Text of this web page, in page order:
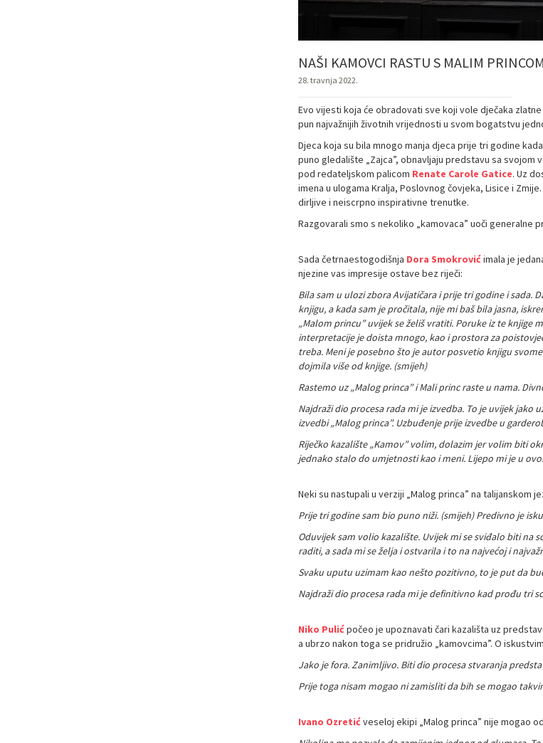
NAŠI KAMOVCI RASTU S MALIM PRINCOM
28. travnja 2022.
Evo vijesti koja će obradovati sve koji vole dječaka
pun najvažnijih životnih vrijednosti u svom bogatstvu
Djeca koja su bila mnogo manja djeca prije tri godine
puno gledalište „Zajca”, obnavljaju predstavu sa svojom
pod redateljskom palicom Renate Carole Gatice. Uz
imena u ulogama Kralja, Poslovnog čovjeka, Lisice i
dirljive i neiscrpno inspirativne trenutke.
Razgovarali smo s nekoliko „kamovaca” uoči generalne
Sada četrnaestogodišnja Dora Smokrovićimala je
njezine vas impresije ostave bez riječi:
Bila sam u ulozi zbora Avijatičara i prije tri godine i sada.
knjigu, a kada sam je pročitala, nije mi baš bila jasna,
„Malom princu” uvijek se želiš vratiti. Poruke iz te knjige
interpretacije je doista mnogo, kao i prostora za
treba. Meni je posebno što je autor posvetio knjigu
dojmila više od knjige. (smijeh)
Rastemo uz „Malog princa” i Mali princ raste u nama.
Najdraži dio procesa rada mi je izvedba. To je uvijek
izvedbi „Malog princa”. Uzbuđenje prije izvedbe u
Riječko kazalište „Kamov” volim, dolazim jer volim biti
jednako stalo do umjetnosti kao i meni. Lijepo mi je u
Neki su nastupali u verziji „Malog princa” na talijanskom
Prije tri godine sam bio puno niži. (smijeh) Predivno je
Oduvijek sam volio kazalište. Uvijek mi se sviđalo biti na
raditi, a sada mi se želja i ostvarila i to na najvećoj i
Svaku uputu uzimam kao nešto pozitivno, to je put da
Najdraži dio procesa rada mi je definitivno kad prođu tri
Niko Pulićpočeo je upoznavati čari kazališta uz
a ubrzo nakon toga se pridružio „kamovcima”. O
Jako je fora. Zanimljivo. Biti dio procesa stvaranja
Prije toga nisam mogao ni zamisliti da bih se mogao
Ivano Ozretićveseloj ekipi „Malog princa” nije mogao